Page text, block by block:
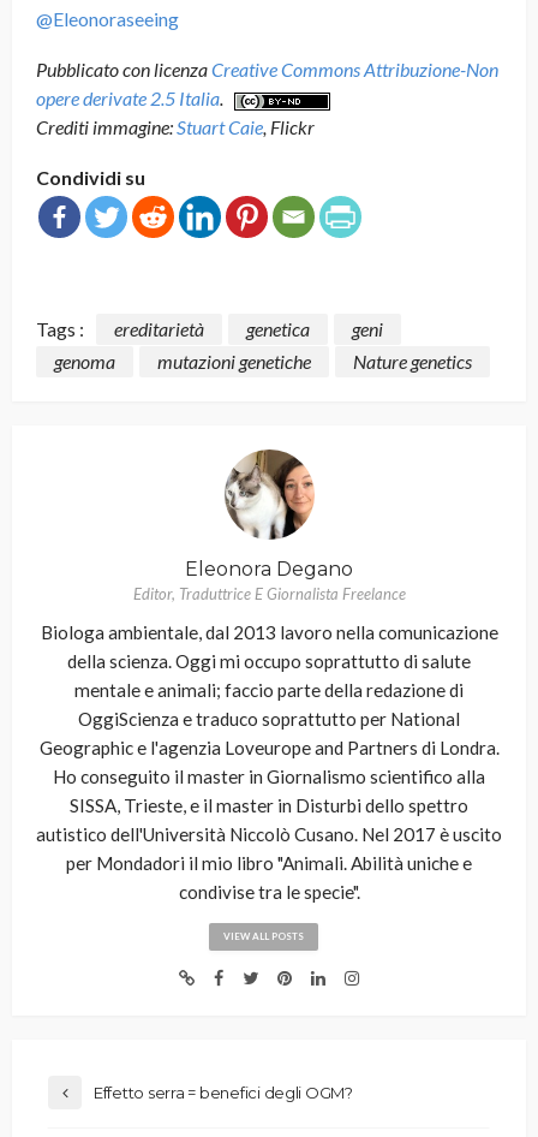
@Eleonoraseeing
Pubblicato con licenzaCreative Commons Attribuzione-Non
opere derivate 2.5 Italia.
Crediti immagine:Stuart Caie, Flickr
Condividi su
Tags : ereditarietà genetica
geni
genoma
mutazioni genetiche Nature genetics
Eleonora Degano
Editor, Traduttrice E Giornalista Freelance
Biologa ambientale, dal 2013 lavoro nella comunicazione
della scienza. Oggi mi occupo soprattutto di salute
mentale e animali; faccio parte della redazione di
OggiScienza e traduco soprattutto per National
Geographic e l'agenzia Loveurope and Partners di Londra.
Ho conseguito il master in Giornalismo scientifico alla
SISSA, Trieste, e il master in Disturbi dello spettro
autistico dell'Università Niccolò Cusano. Nel 2017 è uscito
per Mondadori il mio libro "Animali. Abilità uniche e
condivise tra le specie".
VIEW ALL POSTS
Effetto serra = benefici degli OGM?